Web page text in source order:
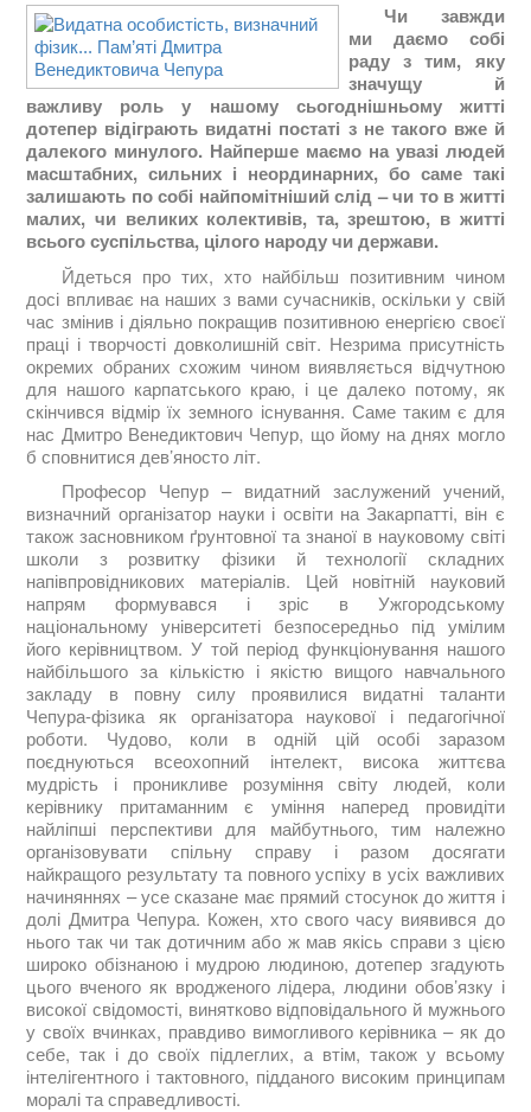
Чи завжди
ми даємо собі
раду з тим, яку
значущу й
важливу роль у нашому сьогоднішньому житті
дотепер відіграють видатні постаті з не такого вже й
далекого минулого. Найперше маємо на увазі людей
масштабних, сильних і неординарних, бо саме такі
залишають по собі найпомітніший слід – чи то в житті
малих, чи великих колективів, та, зрештою, в житті
всього суспільства, цілого народу чи держави.
Йдеться про тих, хто найбільш позитивним чином
досі впливає на наших з вами сучасників, оскільки у свій
час змінив і діяльно покращив позитивною енергією своєї
праці і творчості довколишній світ. Незрима присутність
окремих обраних схожим чином виявляється відчутною
для нашого карпатського краю, і це далеко потому, як
скінчився відмір їх земного існування. Саме таким є для
нас Дмитро Венедиктович Чепур, що йому на днях могло
б сповнитися дев’яносто літ.
Професор Чепур – видатний заслужений учений,
визначний організатор науки і освіти на Закарпатті, він є
також засновником ґрунтовної та знаної в науковому світі
школи з розвитку фізики й технології складних
напівпровідникових матеріалів. Цей новітній науковий
напрям формувався і зріс в Ужгородському
національному університеті безпосередньо під умілим
його керівництвом. У той період функціонування нашого
найбільшого за кількістю і якістю вищого навчального
закладу в повну силу проявилися видатні таланти
Чепура-фізика як організатора наукової і педагогічної
роботи. Чудово, коли в одній цій особі заразом
поєднуються всеохопний інтелект, висока життєва
мудрість і проникливе розуміння світу людей, коли
керівнику притаманним є уміння наперед провидіти
найліпші перспективи для майбутнього, тим належно
організовувати спільну справу і разом досягати
найкращого результату та повного успіху в усіх важливих
начиняннях – усе сказане має прямий стосунок до життя і
долі Дмитра Чепура. Кожен, хто свого часу виявився до
нього так чи так дотичним або ж мав якісь справи з цією
широко обізнаною і мудрою людиною, дотепер згадують
цього вченого як вродженого лідера, людини обов’язку і
високої свідомості, винятково відповідального й мужнього
у своїх вчинках, правдиво вимогливого керівника – як до
себе, так і до своїх підлеглих, а втім, також у всьому
інтелігентного і тактовного, підданого високим принципам
моралі та справедливості.